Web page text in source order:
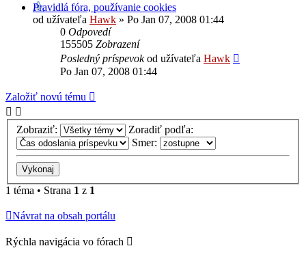
Pravidlá fóra, používanie cookies
od užívateľa Hawk » Po Jan 07, 2008 01:44
0 Odpovedí
155505 Zobrazení
Posledný príspevokod užívateľa Hawk
Po Jan 07, 2008 01:44
Založiť novú tému
Zobraziť:
Zoradiť podľa:
Smer:
1 téma • Strana 1 z 1
Návrat na obsah portálu
Rýchla navigácia vo fórach